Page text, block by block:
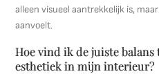
alleen visueel aantrekkelijk is,
aanvoelt.
Hoe vind ik de juiste
esthetiek in mijn interieur?